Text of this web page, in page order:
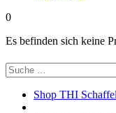
0
Es befinden sich keine
Suchen
nach:
Shop THI